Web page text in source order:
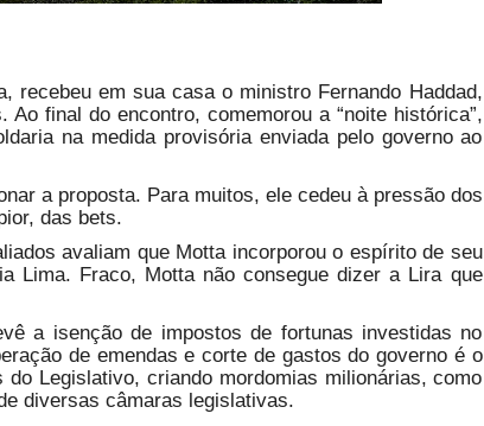
recebeu em sua casa o ministro Fernando Haddad,
final do encontro, comemorou a “noite histórica”,
na medida provisória enviada pelo governo ao
a proposta. Para muitos, ele cedeu à pressão dos
das bets.
avaliam que Motta incorporou o espírito de seu
Lima. Fraco, Motta não consegue dizer a Lira que
a isenção de impostos de fortunas investidas no
de emendas e corte de gastos do governo é o
Legislativo, criando mordomias milionárias, como
diversas câmaras legislativas.